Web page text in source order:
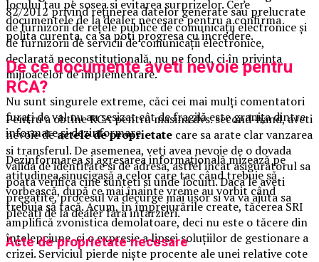
82/2012 privind reţinerea datelor generate sau prelucrate
de furnizorii de reţele publice de comunicaţii electronice şi
de furnizorii de servicii de comunicaţii electronice,
declarată neconstituțională, nu pe fond, ci în privința
mijloacelor de implementare.
Nu sunt singurele extreme, căci cei mai mulți comentatori
furați de val nu au sesizat cât de fragilă este granița dintre
informare și dezinformare.
Dezinformarea și agresarea informațională mizează pe
atitudinea sinucigașă a celor care tac când trebuie să
vorbească, după ce mai înainte vreme au vorbit când
trebuia să tacă. Acum, în împrejurările create, tăcerea SRI
amplifică zvonistica demolatoare, deci nu este o tăcere din
înțelepciune, ci o expresie a lipsei soluțiilor de gestionare a
crizei. Serviciul pierde niște procente ale unei relative cote
locului tau pe sosea si evitarea surprizelor. Cere
documentele de la dealer necesare pentru a confirma
polita curenta, ca sa poti progresa cu incredere.
De ce documente aveti nevoie pentru
RCA?
Pentru a obtine RCA pentru masina dvs. second-hand, aveti
nevoie deactele de proprietate care sa arate clar vanzarea
si transferul. De asemenea, veti avea nevoie de o dovada
valida de identitate si de adresa, astfel incat asiguratorul sa
poata verifica cine sunteti si unde locuiti. Daca le aveti
pregatite, procesul va decurge mai usor si va va ajuta sa
plecati de la dealer fara intarzieri.
Acte de proprietate necesare